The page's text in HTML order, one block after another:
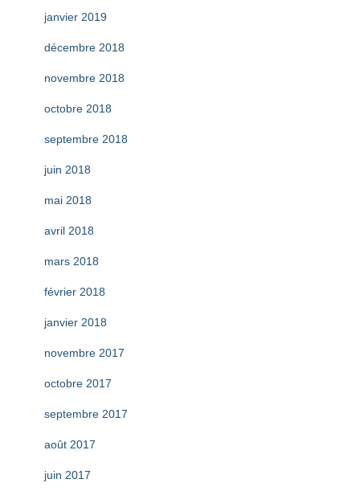
janvier 2019
décembre 2018
novembre 2018
octobre 2018
septembre 2018
juin 2018
mai 2018
avril 2018
mars 2018
février 2018
janvier 2018
novembre 2017
octobre 2017
septembre 2017
août 2017
juin 2017